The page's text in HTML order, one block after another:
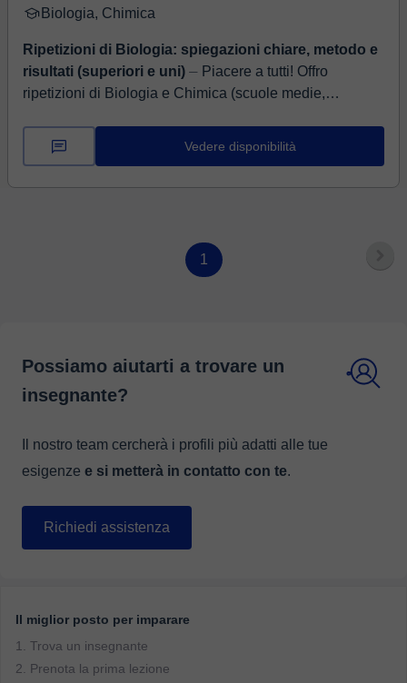
Biologia, Chimica
Ripetizioni di Biologia: spiegazioni chiare, metodo e
risultati (superiori e uni) ⏤ Piacere a tutti! Offro
ripetizioni di Biologia e Chimica (scuole medie,
scolastici sia a miglio...
Vedere disponibilità
1
Possiamo aiutarti a trovare un
insegnante?
Il nostro team cercherà i profili più adatti alle tue
esigenze e si metterà in contatto con te.
Richiedi assistenza
Il miglior posto per imparare
1. Trova un insegnante
2. Prenota la prima lezione